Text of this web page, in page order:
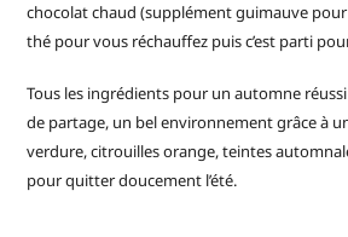
chocolat chaud (supplément guimauve
thé pour vous réchauffez puis c’est parti
Tous les ingrédients pour un automne
de partage, un bel environnement grâce à
verdure, citrouilles orange, teintes
pour quitter doucement l’été.